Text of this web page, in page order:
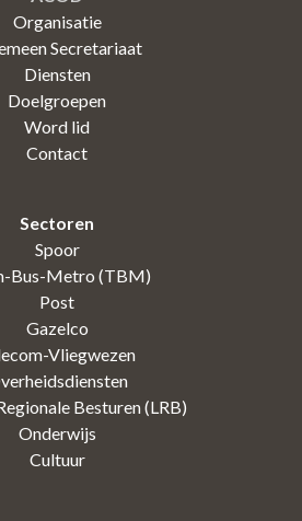
Organisatie
Secretariaat
Diensten
Doelgroepen
Word lid
Contact
Sectoren
Spoor
Bus-Metro (TBM)
Post
Gazelco
Vliegwezen
Besturen (LRB)
Onderwijs
Cultuur